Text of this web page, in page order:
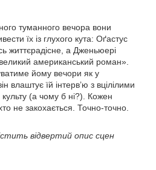
туманного вечора вони
їх із глухого кута: Оґастус
життєрадісне, а Дженьюері
американський роман».
йому вечори як у
влаштує їй інтерв’ю з вцілілими
(а чому б ні?). Кожен
не закохається. Точно-точно.
відвертий опис сцен